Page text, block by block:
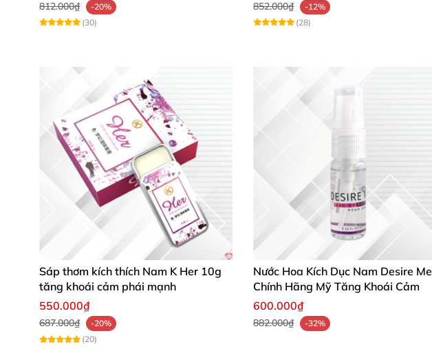
812.000₫
-20%
(30)
852.000₫
-12%
(28)
Sáp thơm kích thích Nam K Her 10g
tăng khoái cảm phái mạnh
550.000₫
687.000₫
-20%
(20)
Nước Hoa Kích Dục Nam Desire Me
Chính Hãng Mỹ Tăng Khoái Cảm
600.000₫
882.000₫ -32%